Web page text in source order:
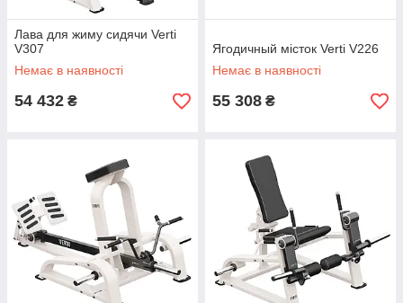
Лава для жиму сидячи Verti
V307
Немає в наявності
54 432 ₴
Ягодичный місток Verti V226
Немає в наявності
55 308 ₴